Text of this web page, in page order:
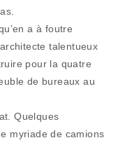
a à foutre
talentueux
pour la quatre
de bureaux au
Quelques
myriade de camions